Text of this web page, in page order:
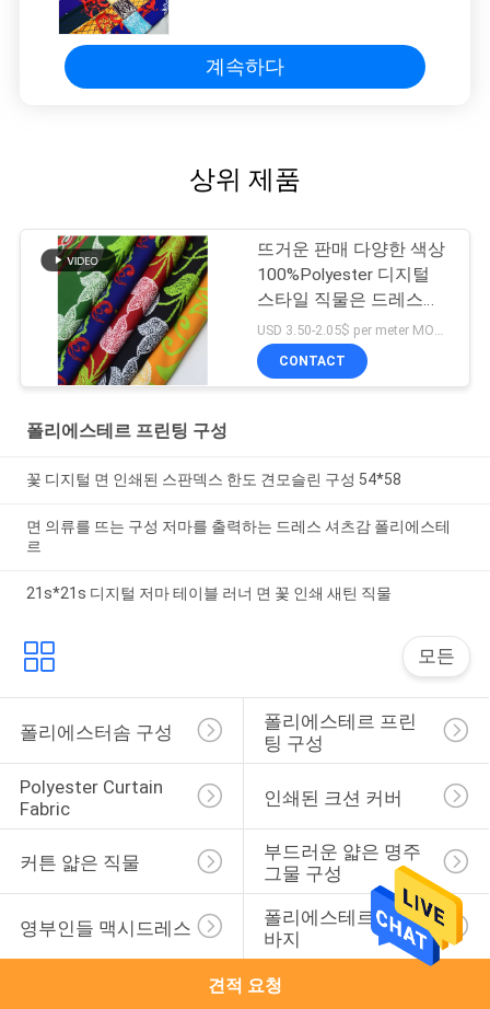
계속하다
상위 제품
뜨거운 판매 다양한 색상
100%Polyester 디지털
스타일 직물은 드레스를
위한 꽃 구성 148Cm을
출력합니다
USD 3.50-2.05$ per meter MOQ:1미터
CONTACT
폴리에스테르 프린팅 구성
꽃 디지털 면 인쇄된 스판덱스 한도 견모슬린 구성 54*58
면 의류를 뜨는 구성 저마를 출력하는 드레스 셔츠감 폴리에스테
르
21s*21s 디지털 저마 테이블 러너 면 꽃 인쇄 새틴 직물
모든
폴리에스터솜 구성
폴리에스테르 프린
팅 구성
Polyester Curtain
Fabric
인쇄된 크션 커버
커튼 얇은 직물
부드러운 얇은 명주
그물 구성
영부인들 맥시드레스
폴리에스테르 요가
바지
견적 요청